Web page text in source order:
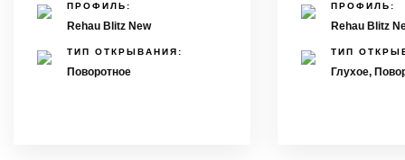
ПРОФИЛЬ:
Rehau Blitz New
ТИП ОТКРЫВАНИЯ:
Поворотное
ПРОФИЛЬ:
Rehau Blitz
ТИП
Глухое,